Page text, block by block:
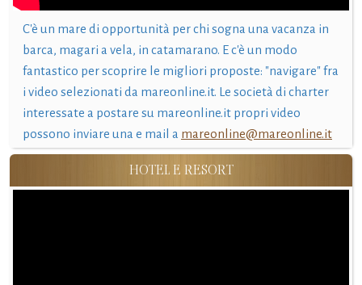
C'è un mare di opportunità per chi sogna una vacanza in
barca, magari a vela, in catamarano. E c'è un modo
fantastico per scoprire le migliori proposte: "navigare" fra
i video selezionati da mareonline.it. Le società di charter
interessate a postare su mareonline.it propri video
possono inviare una e mail a mareonline@mareonline.it
HOTEL E RESORT